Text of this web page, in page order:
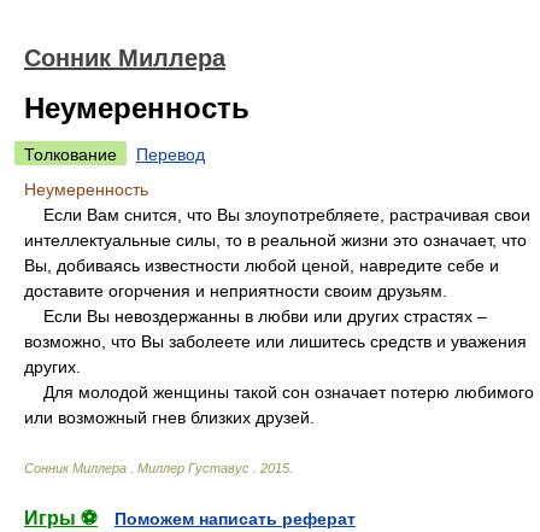
Сонник Миллера
Неумеренность
Толкование
Перевод
Неумеренность
Если Вам снится, что Вы злоупотребляете, растрачивая свои
интеллектуальные силы, то в реальной жизни это означает, что
Вы, добиваясь известности любой ценой, навредите себе и
доставите огорчения и неприятности своим друзьям.
Если Вы невоздержанны в любви или других страстях –
возможно, что Вы заболеете или лишитесь средств и уважения
других.
Для молодой женщины такой сон означает потерю любимого
или возможный гнев близких друзей.
Сонник Миллера Миллер Густавус 2015
Игры ⚽
Поможем написать реферат